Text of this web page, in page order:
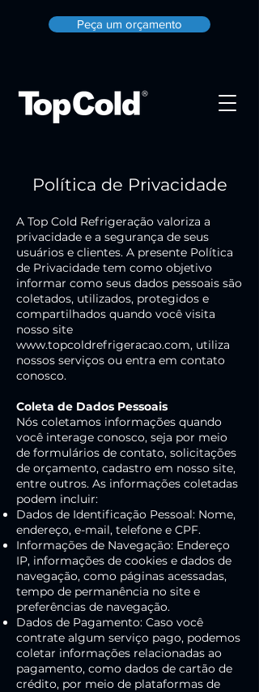
Peça um orçamento
Política de Privacidade
A Top Cold Refrigeração valoriza a
privacidade e a segurança de seus
usuários e clientes. A presente Política
de Privacidade tem como objetivo
informar como seus dados pessoais são
coletados, utilizados, protegidos e
compartilhados quando você visita
nosso site
www.topcoldrefrigeracao.com, utiliza
nossos serviços ou entra em contato
conosco.
Coleta de Dados Pessoais
Nós coletamos informações quando
você interage conosco, seja por meio
de formulários de contato, solicitações
de orçamento, cadastro em nosso site,
entre outros. As informações coletadas
podem incluir:
Dados de Identificação Pessoal: Nome,
endereço, e-mail, telefone e CPF.
Informações de Navegação: Endereço
IP, informações de cookies e dados de
navegação, como páginas acessadas,
tempo de permanência no site e
preferências de navegação.
Dados de Pagamento: Caso você
contrate algum serviço pago, podemos
coletar informações relacionadas ao
pagamento, como dados de cartão de
crédito, por meio de plataformas de